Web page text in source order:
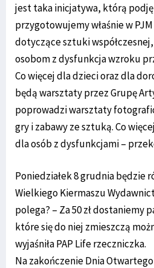
jest taka inicjatywa, którą
przygotowujemy właśnie w
dotyczące sztuki
osobom z dysfunkcja wzroku
Co więcej dla dzieci oraz dla
będą warsztaty przez Grupę
poprowadzi warsztaty
gry i zabawy ze sztuką. Co
dla osób z dysfunkcjami –
Poniedziałek 8 grudnia będzie
Wielkiego Kiermaszu
polega? – Za 50 zł dostaniemy
które się do niej zmieszczą
wyjaśniła PAP Life rzeczniczka.
Na zakończenie Dnia